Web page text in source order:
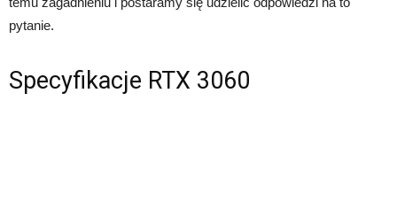
pytanie.
Specyfikacje RTX 3060